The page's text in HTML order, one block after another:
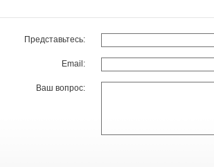
Представьтесь:
Email:
Ваш вопрос: